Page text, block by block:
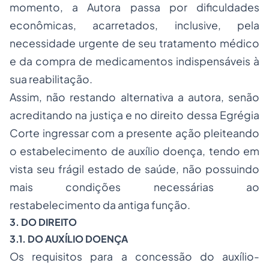
momento, a Autora passa por dificuldades
econômicas, acarretados, inclusive, pela
necessidade urgente de seu tratamento médico
e da compra de medicamentos indispensáveis à
sua reabilitação.
Assim, não restando alternativa a autora, senão
acreditando na justiça e no direito dessa Egrégia
Corte ingressar com a presente ação pleiteando
o estabelecimento de auxílio doença, tendo em
vista seu frágil estado de saúde, não possuindo
mais condições necessárias ao
restabelecimento da antiga função.
3. DO DIREITO
3.1. DO AUXÍLIO DOENÇA
Os requisitos para a concessão do auxílio-